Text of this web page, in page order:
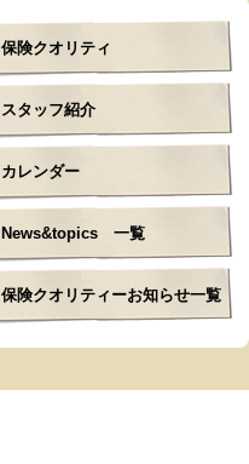
保険クオリティ
スタッフ紹介
カレンダー
News&topics 一覧
保険クオリティーお知らせ一覧